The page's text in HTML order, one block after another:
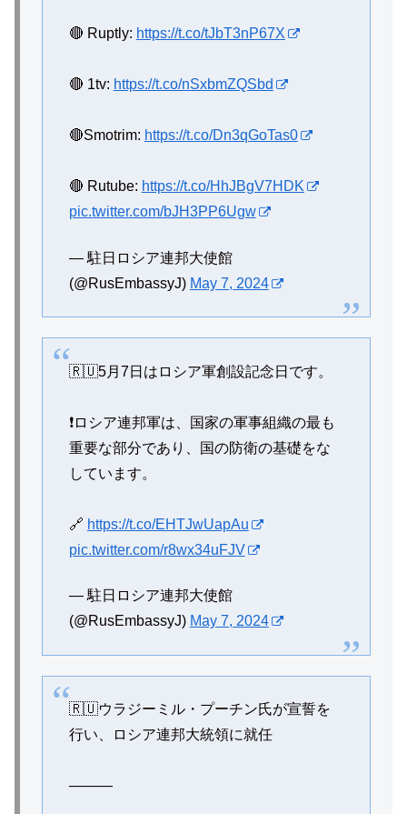
🔴 Ruptly: https://t.co/tJbT3nP67X
🔴 1tv: https://t.co/nSxbmZQSbd
🔴Smotrim: https://t.co/Dn3qGoTas0
🔴 Rutube: https://t.co/HhJBgV7HDK
pic.twitter.com/bJH3PP6Ugw
— 駐日ロシア連邦大使館
(@RusEmbassyJ) May 7, 2024
🇷🇺5月7日はロシア軍創設記念日です。
❗️ロシア連邦軍は、国家の軍事組織の最も
重要な部分であり、国の防衛の基礎をな
しています。
🔗 https://t.co/EHTJwUapAu
pic.twitter.com/r8wx34uFJV
— 駐日ロシア連邦大使館
(@RusEmbassyJ) May 7, 2024
🇷🇺ウラジーミル・プーチン氏が宣誓を
行い、ロシア連邦大統領に就任
———